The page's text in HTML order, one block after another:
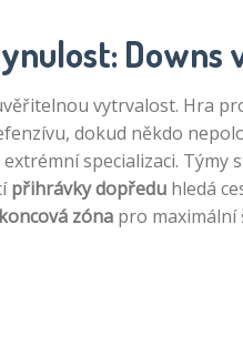
Downs
vytrvalost. Hra
dokud někdo
specializaci.
přihrávky dopředuhledá
koncová zóna pro maximální